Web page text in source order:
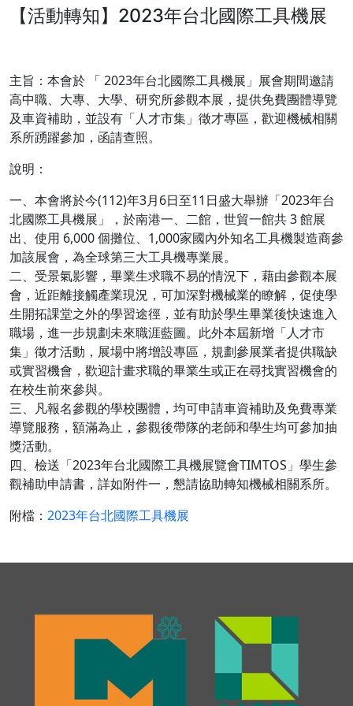
【活動轉知】2023年台北國際工具機展
主旨：本會於 「 2023年台北國際工具機展」展會期間邀請
高中職、大專、大學、研究所參觀本展，提供免費團體導覽
及車資補助，並設有「人才市集」徵才專區，歡迎機械相關
系所踴躍參加，函請查照。
說明：
一、本會將於今(112)年3月6日至11日盛大舉辦「2023年台
北國際工具機展」，於南港一、二館，世貿一館共 3 館展
出、使用 6,000 個攤位、1,000家國內外知名工具機製造商參
加該展會，為全球第三大工具機專業展。
二、受景氣影響，畢業生求職不易的情況下，藉由參觀本展
會，近距離接觸產業現況，可加深對機械業的瞭解，促使學
生開拓課堂之外的學習途徑，並有助於學生畢業後快速進入
職場，進一步規劃未來職涯藍圖。此外本屆新增「人才市
集」徵才活動，展場中將增設專區，規劃參展業者提供職缺
或實習機會，歡迎計畫求職的畢業生或正在尋找實習機會的
在校生前來參與。
三、凡報名參觀的學校團體，均可申請車資補助及免費專業
導覽服務，額滿為止，參觀後帶隊的老師和學生均可參加抽
獎活動。
四、檢送「2023年台北國際工具機展覽會TIMTOS」學生參
觀補助申請書，詳如附件一，懇請協助轉知機械相關系所。
附檔： 2023年台北國際工具機展